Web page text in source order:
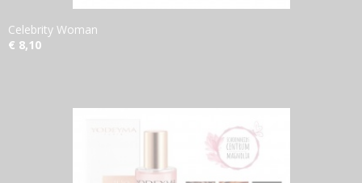
Celebrity Woman
€ 8,10